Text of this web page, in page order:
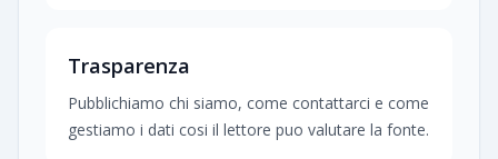
Trasparenza
Pubblichiamo chi siamo, come contattarci e come
gestiamo i dati cosi il lettore puo valutare la fonte.